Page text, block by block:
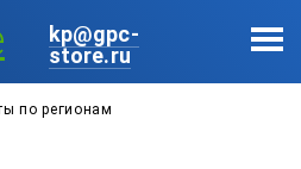
kp@gpc-
store.ru
по регионам